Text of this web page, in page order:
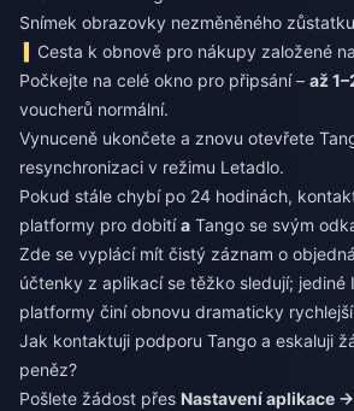
Snímek obrazovky nezměněného
Cesta k obnově pro nákupy založené
Počkejte na celé okno pro připsání – až
voucherů normální.
Vynuceně ukončete a znovu otevřete
resynchronizaci v režimu Letadlo.
Pokud stále chybí po 24 hodinách,
platformy pro dobitía Tango se svým
Zde se vyplácí mít čistý záznam o
účtenky z aplikací se těžko sledují; jediné
platformy činí obnovu dramaticky
Jak kontaktuji podporu Tango a eskaluji
peněz?
Pošlete žádost přes Nastavení aplikace